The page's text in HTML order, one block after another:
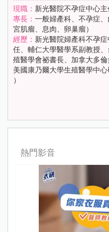
現職： 新光醫院不孕症中心
專長： 一般婦產科、不孕症
宮肌瘤、息肉、卵巢瘤）
經歷： 新光醫院婦產科不孕
任、輔仁大學醫學系副教授
殖醫學會祕書長、加拿大多
美國康乃爾大學生殖醫學中
）
熱門影音